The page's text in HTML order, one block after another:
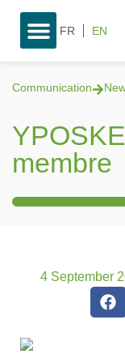
FR EN
Communication
membre
4 September